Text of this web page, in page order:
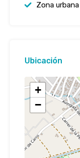
Zona urbana
Ubicación
+
−